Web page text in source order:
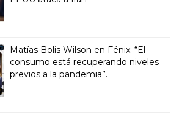
Matías Bolis Wilson en Fénix: “El
consumo está recuperando niveles
previos a la pandemia”.